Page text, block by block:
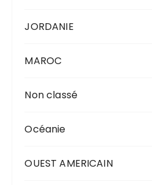
JORDANIE
MAROC
Non classé
Océanie
OUEST AMERICAIN